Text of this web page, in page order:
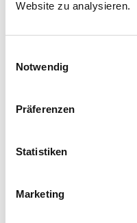
Website zu analysieren.
Notwendig
Präferenzen
Statistiken
Marketing
beachten.
können durch die